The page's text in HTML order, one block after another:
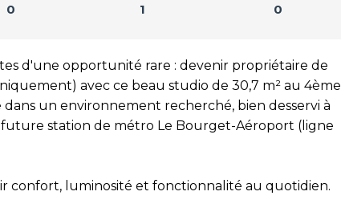
0
1
0
d'une opportunité rare : devenir propriétaire de
avec ce beau studio de 30,7 m² au 4ème
un environnement recherché, bien desservi à
station de métro Le Bourget-Aéroport (ligne
confort, luminosité et fonctionnalité au quotidien.